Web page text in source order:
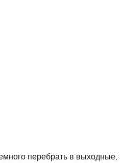
перебрать в выходные,